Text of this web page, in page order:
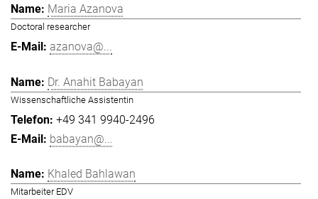
Maria Azanova
Doctoral researcher
azanova@...
Dr. Anahit Babayan
Wissenschaftliche Assistentin
+49 341 9940-2496
babayan@...
Khaled Bahlawan
Mitarbeiter EDV